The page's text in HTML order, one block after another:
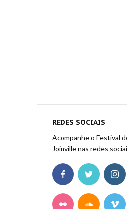
REDES SOCIAIS
Acompanhe o Festival
Joinville nas redes